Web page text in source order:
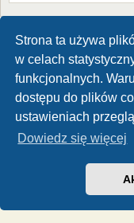
Strona ta używa
w celach
funkcjonalnych.
dostępu do plików
ustawieniach
Dowiedz się więcej
Forum Dinozaury.com
Technologię
Polski